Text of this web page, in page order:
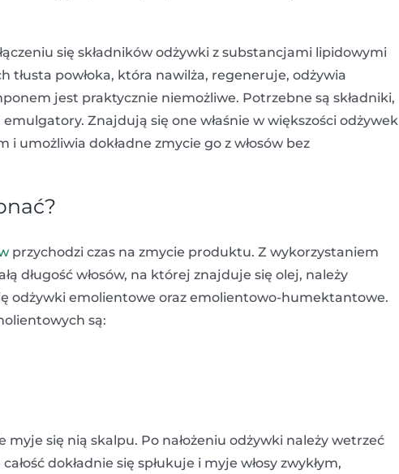
się składników odżywki z substancjami lipidowymi
tłusta powłoka, która nawilża, regeneruje, odżywia
jest praktycznie niemożliwe. Potrzebne są składniki,
emulgatory. Znajdują się one właśnie w większości odżywek
i umożliwia dokładne zmycie go z włosów bez
przychodzi czas na zmycie produktu. Z wykorzystaniem
długość włosów, na której znajduje się olej, należy
odżywki emolientowe oraz emolientowo-humektantowe.
są:
się nią skalpu. Po nałożeniu odżywki należy wetrzeć
dokładnie się spłukuje i myje włosy zwykłym,